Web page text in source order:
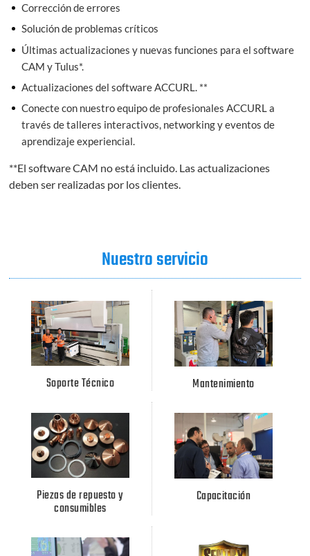
Corrección de errores
Solución de problemas críticos
Últimas actualizaciones y nuevas funciones para el software
CAM y Tulus*.
Actualizaciones del software ACCURL. **
Conecte con nuestro equipo de profesionales ACCURL a
través de talleres interactivos, networking y eventos de
aprendizaje experiencial.
**El software CAM no está incluido. Las actualizaciones
deben ser realizadas por los clientes.
Nuestro servicio
Soporte Técnico Mantenimiento
Piezas de repuesto y
consumibles
Capacitación